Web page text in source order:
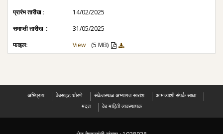
14/02/2025
31/05/2025
View
(5 MB)
अभिप्राय वेबसाइट धोरणे संकेतस्थळ अभ्यागत सारांश
आमच्याशी संपर्क साधा
मदत
वेब माहिती व्यवस्थापक